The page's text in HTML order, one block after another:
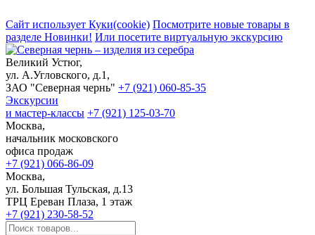
Сайт использует Куки(cookie) Посмотрите новые товары в
разделе Новинки! Или посетите виртуальную экскурсию
Великий Устюг,
ул. А.Угловского, д.1,
ЗАО "Северная чернь" +7 (921) 060-85-35
Экскурсии
и мастер-классы +7 (921) 125-03-70
Москва,
начальник московского
офиса продаж
+7 (921) 066-86-09
Москва,
ул. Большая Тульская, д.13
ТРЦ Ереван Плаза, 1 этаж
+7 (921) 230-58-52